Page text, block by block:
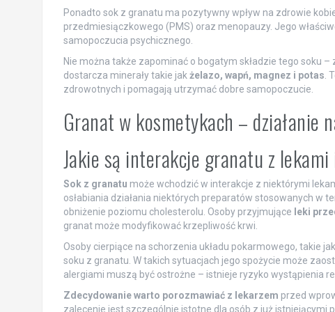
Ponadto sok z granatu ma pozytywny wpływ na zdrowie
przedmiesiączkowego (PMS) oraz menopauzy. Jego
samopoczucia psychicznego.
Nie można także zapominać o bogatym składzie tego soku –
dostarcza minerały takie jakżelazo, wapń, magnez i potas.
zdrowotnych i pomagają utrzymać dobre samopoczucie.
Granat w kosmetykach – działanie
Jakie są interakcje granatu z
Sok z granatu może wchodzić w interakcje z niektórymi
osłabiania działania niektórych preparatów stosowanych w
obniżenie poziomu cholesterolu. Osoby przyjmujące leki
granat może modyfikować krzepliwość krwi.
Osoby cierpiące na schorzenia układu pokarmowego, takie
soku z granatu. W takich sytuacjach jego spożycie może
alergiami muszą być ostrożne – istnieje ryzyko wystąpienia
Zdecydowanie warto porozmawiać z lekarzem przed
zalecenie jest szczególnie istotne dla osób z już istniejącymi